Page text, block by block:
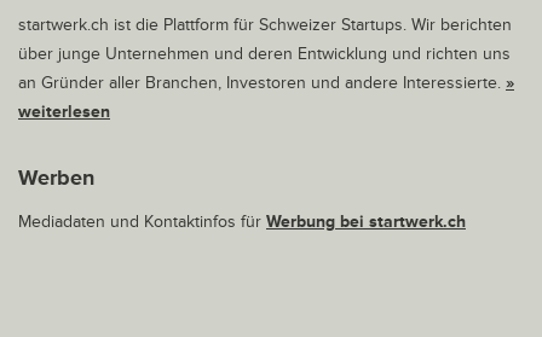
startwerk.ch ist die Plattform für Schweizer Startups. Wir berichten
über junge Unternehmen und deren Entwicklung und richten uns
an Gründer aller Branchen, Investoren und andere Interessierte. »
weiterlesen
Werben
Mediadaten und Kontaktinfos für Werbung bei startwerk.ch